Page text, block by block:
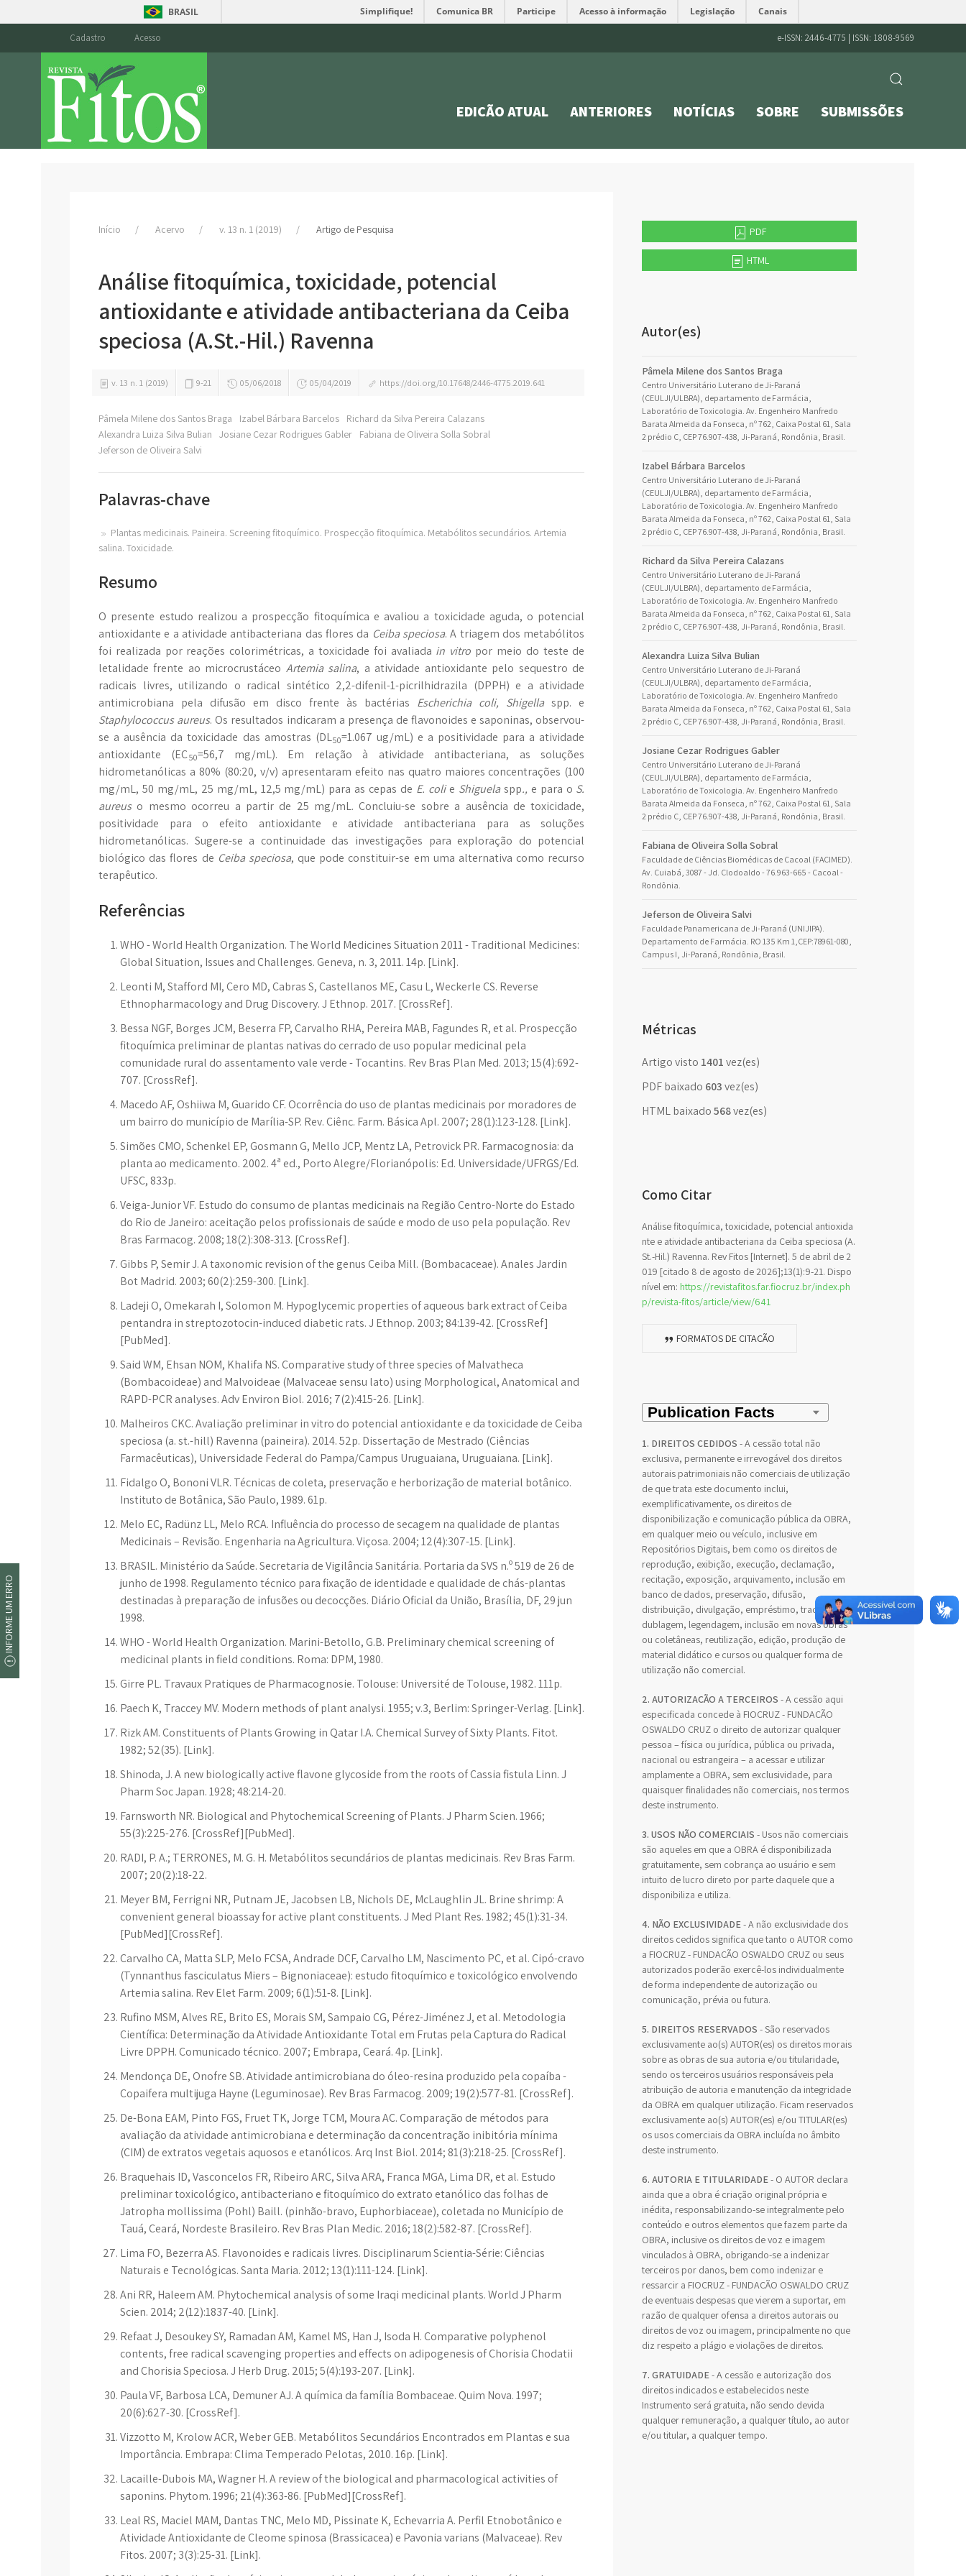
BRASIL Simplifique! Comunica BR Participe Acesso à informação Legislação Canais
Cadastro Acesso e-ISSN: 2446-4775 | ISSN: 1808-9569
EDIÇÃO ATUAL ANTERIORES NOTÍCIAS SOBRE SUBMISSÕES
Início Acervo v. 13 n. 1 (2019) Artigo de Pesquisa
Análise fitoquímica, toxicidade, potencial
antioxidante e atividade antibacteriana da Ceiba
speciosa (A.St.-Hil.) Ravenna
v. 13 n. 1 (2019) 9-21 05/06/2018 05/04/2019 https://doi.org/10.17648/2446-4775.2019.641
Pâmela Milene dos Santos Braga Izabel Bárbara Barcelos
Richard da Silva Pereira Calazans
Alexandra Luiza Silva Bulian
Josiane Cezar Rodrigues Gabler
Fabiana de Oliveira Solla Sobral
Jeferson de Oliveira Salvi
Palavras-chave
Plantas medicinais. Paineira. Screening fitoquímico. Prospecção fitoquímica. Metabólitos secundários. Artemia
salina. Toxicidade.
Resumo
O presente estudo realizou a prospecção fitoquímica e avaliou a toxicidade aguda, o potencial
antioxidante e a atividade antibacteriana das flores da Ceiba speciosa. A triagem dos metabólitos
foi realizada por reações colorimétricas, a toxicidade foi avaliada in vitro por meio do teste de
letalidade frente ao microcrustáceo Artemia salina, a atividade antioxidante pelo sequestro de
radicais livres, utilizando o radical sintético 2,2-difenil-1-picrilhidrazila (DPPH) e a atividade
antimicrobiana pela difusão em disco frente às bactérias Escherichia coli, Shigellaspp. e
Staphylococcus aureus. Os resultados indicaram a presença de flavonoides e saponinas, observou-
se a ausência da toxicidade das amostras (DL50=1.067 ug/mL) e a positividade para a atividade
antioxidante (EC50=56,7 mg/mL). Em relação à atividade antibacteriana, as soluções
hidrometanólicas a 80% (80:20, v/v) apresentaram efeito nas quatro maiores concentrações (100
mg/mL, 50 mg/mL, 25 mg/mL, 12,5 mg/mL) para as cepas de E. colie Shiguelaspp., e para o S.
aureuso mesmo ocorreu a partir de 25 mg/mL. Concluiu-se sobre a ausência de toxicidade,
positividade para o efeito antioxidante e atividade antibacteriana para as soluções
hidrometanólicas. Sugere-se a continuidade das investigações para exploração do potencial
biológico das flores de Ceiba speciosa, que pode constituir-se em uma alternativa como recurso
terapêutico.
Referências
WHO - World Health Organization. The World Medicines Situation 2011 - Traditional Medicines:
Global Situation, Issues and Challenges. Geneva, n. 3, 2011. 14p. [Link].
Leonti M, Stafford MI, Cero MD, Cabras S, Castellanos ME, Casu L, Weckerle CS. Reverse
Ethnopharmacology and Drug Discovery. J Ethnop. 2017. [CrossRef].
Bessa NGF, Borges JCM, Beserra FP, Carvalho RHA, Pereira MAB, Fagundes R, et al. Prospecção
fitoquímica preliminar de plantas nativas do cerrado de uso popular medicinal pela
comunidade rural do assentamento vale verde - Tocantins. Rev Bras Plan Med. 2013; 15(4):692-
707. [CrossRef].
Macedo AF, Oshiiwa M, Guarido CF. Ocorrência do uso de plantas medicinais por moradores de
um bairro do município de Marília-SP. Rev. Ciênc. Farm. Básica Apl. 2007; 28(1):123-128. [Link].
Simões CMO, Schenkel EP, Gosmann G, Mello JCP, Mentz LA, Petrovick PR. Farmacognosia: da
planta ao medicamento. 2002. 4ª ed., Porto Alegre/Florianópolis: Ed. Universidade/UFRGS/Ed.
UFSC, 833p.
Veiga-Junior VF. Estudo do consumo de plantas medicinais na Região Centro-Norte do Estado
do Rio de Janeiro: aceitação pelos profissionais de saúde e modo de uso pela população. Rev
Bras Farmacog. 2008; 18(2):308-313. [CrossRef].
Gibbs P, Semir J. A taxonomic revision of the genus Ceiba Mill. (Bombacaceae). Anales Jardin
Bot Madrid. 2003; 60(2):259-300. [Link].
Ladeji O, Omekarah I, Solomon M. Hypoglycemic properties of aqueous bark extract of Ceiba
pentandra in streptozotocin-induced diabetic rats. J Ethnop. 2003; 84:139-42. [CrossRef]
[PubMed].
Said WM, Ehsan NOM, Khalifa NS. Comparative study of three species of Malvatheca
(Bombacoideae) and Malvoideae (Malvaceae sensu lato) using Morphological, Anatomical and
RAPD-PCR analyses. Adv Environ Biol. 2016; 7(2):415-26. [Link].
Malheiros CKC. Avaliação preliminar in vitro do potencial antioxidante e da toxicidade de Ceiba
speciosa (a. st.-hill) Ravenna (paineira). 2014. 52p. Dissertação de Mestrado (Ciências
Farmacêuticas), Universidade Federal do Pampa/Campus Uruguaiana, Uruguaiana. [Link].
Fidalgo O, Bononi VLR. Técnicas de coleta, preservação e herborização de material botânico.
Instituto de Botânica, São Paulo, 1989. 61p.
Melo EC, Radünz LL, Melo RCA. Influência do processo de secagem na qualidade de plantas
Medicinais – Revisão. Engenharia na Agricultura. Viçosa. 2004; 12(4):307-15. [Link].
BRASIL. Ministério da Saúde. Secretaria de Vigilância Sanitária. Portaria da SVS n.º 519 de 26 de
junho de 1998. Regulamento técnico para fixação de identidade e qualidade de chás-plantas
destinadas à preparação de infusões ou decocções. Diário Oficial da União, Brasília, DF, 29 jun
1998.
WHO - World Health Organization. Marini-Betollo, G.B. Preliminary chemical screening of
medicinal plants in field conditions. Roma: DPM, 1980.
Girre PL. Travaux Pratiques de Pharmacognosie. Tolouse: Université de Tolouse, 1982. 111p.
Paech K, Traccey MV. Modern methods of plant analysi. 1955; v.3, Berlim: Springer-Verlag. [Link].
Rizk AM. Constituents of Plants Growing in Qatar I.A. Chemical Survey of Sixty Plants. Fitot.
1982; 52(35). [Link].
Shinoda, J. A new biologically active flavone glycoside from the roots of Cassia fistula Linn. J
Pharm Soc Japan. 1928; 48:214-20.
Farnsworth NR. Biological and Phytochemical Screening of Plants. J Pharm Scien. 1966;
55(3):225-276. [CrossRef][PubMed].
RADI, P. A.; TERRONES, M. G. H. Metabólitos secundários de plantas medicinais. Rev Bras Farm.
2007; 20(2):18-22.
Meyer BM, Ferrigni NR, Putnam JE, Jacobsen LB, Nichols DE, McLaughlin JL. Brine shrimp: A
convenient general bioassay for active plant constituents. J Med Plant Res. 1982; 45(1):31-34.
[PubMed][CrossRef].
Carvalho CA, Matta SLP, Melo FCSA, Andrade DCF, Carvalho LM, Nascimento PC, et al. Cipó-cravo
(Tynnanthus fasciculatus Miers – Bignoniaceae): estudo fitoquímico e toxicológico envolvendo
Artemia salina. Rev Elet Farm. 2009; 6(1):51-8. [Link].
Rufino MSM, Alves RE, Brito ES, Morais SM, Sampaio CG, Pérez-Jiménez J, et al. Metodologia
Científica: Determinação da Atividade Antioxidante Total em Frutas pela Captura do Radical
Livre DPPH. Comunicado técnico. 2007; Embrapa, Ceará. 4p. [Link].
Mendonça DE, Onofre SB. Atividade antimicrobiana do óleo-resina produzido pela copaíba -
Copaifera multijuga Hayne (Leguminosae). Rev Bras Farmacog. 2009; 19(2):577-81. [CrossRef].
De-Bona EAM, Pinto FGS, Fruet TK, Jorge TCM, Moura AC. Comparação de métodos para
avaliação da atividade antimicrobiana e determinação da concentração inibitória mínima
(CIM) de extratos vegetais aquosos e etanólicos. Arq Inst Biol. 2014; 81(3):218-25. [CrossRef].
Braquehais ID, Vasconcelos FR, Ribeiro ARC, Silva ARA, Franca MGA, Lima DR, et al. Estudo
preliminar toxicológico, antibacteriano e fitoquímico do extrato etanólico das folhas de
Jatropha mollissima (Pohl) Baill. (pinhão-bravo, Euphorbiaceae), coletada no Município de
Tauá, Ceará, Nordeste Brasileiro. Rev Bras Plan Medic. 2016; 18(2):582-87. [CrossRef].
Lima FO, Bezerra AS. Flavonoides e radicais livres. Disciplinarum Scientia-Série: Ciências
Naturais e Tecnológicas. Santa Maria. 2012; 13(1):111-124. [Link].
Ani RR, Haleem AM. Phytochemical analysis of some Iraqi medicinal plants. World J Pharm
Scien. 2014; 2(12):1837-40. [Link].
Refaat J, Desoukey SY, Ramadan AM, Kamel MS, Han J, Isoda H. Comparative polyphenol
contents, free radical scavenging properties and effects on adipogenesis of Chorisia Chodatii
and Chorisia Speciosa. J Herb Drug. 2015; 5(4):193-207. [Link].
Paula VF, Barbosa LCA, Demuner AJ. A química da família Bombaceae. Quim Nova. 1997;
20(6):627-30. [CrossRef].
Vizzotto M, Krolow ACR, Weber GEB. Metabólitos Secundários Encontrados em Plantas e sua
Importância. Embrapa: Clima Temperado Pelotas, 2010. 16p. [Link].
Lacaille-Dubois MA, Wagner H. A review of the biological and pharmacological activities of
saponins. Phytom. 1996; 21(4):363-86. [PubMed][CrossRef].
Leal RS, Maciel MAM, Dantas TNC, Melo MD, Pissinate K, Echevarria A. Perfil Etnobotânico e
Atividade Antioxidante de Cleome spinosa (Brassicacea) e Pavonia varians (Malvaceae). Rev
Fitos. 2007; 3(3):25-31. [Link].
PDF
HTML
Autor(es)
Pâmela Milene dos Santos Braga
Centro Universitário Luterano de Ji-Paraná
(CEULJI/ULBRA), departamento de Farmácia,
Laboratório de Toxicologia. Av. Engenheiro Manfredo
Barata Almeida da Fonseca, nº 762, Caixa Postal 61, Sala
2 prédio C, CEP 76.907-438, Ji-Paraná, Rondônia, Brasil.
Izabel Bárbara Barcelos
Centro Universitário Luterano de Ji-Paraná
(CEULJI/ULBRA), departamento de Farmácia,
Laboratório de Toxicologia. Av. Engenheiro Manfredo
Barata Almeida da Fonseca, nº 762, Caixa Postal 61, Sala
2 prédio C, CEP 76.907-438, Ji-Paraná, Rondônia, Brasil.
Richard da Silva Pereira Calazans
Centro Universitário Luterano de Ji-Paraná
(CEULJI/ULBRA), departamento de Farmácia,
Laboratório de Toxicologia. Av. Engenheiro Manfredo
Barata Almeida da Fonseca, nº 762, Caixa Postal 61, Sala
2 prédio C, CEP 76.907-438, Ji-Paraná, Rondônia, Brasil.
Alexandra Luiza Silva Bulian
Centro Universitário Luterano de Ji-Paraná
(CEULJI/ULBRA), departamento de Farmácia,
Laboratório de Toxicologia. Av. Engenheiro Manfredo
Barata Almeida da Fonseca, nº 762, Caixa Postal 61, Sala
2 prédio C, CEP 76.907-438, Ji-Paraná, Rondônia, Brasil.
Josiane Cezar Rodrigues Gabler
Centro Universitário Luterano de Ji-Paraná
(CEULJI/ULBRA), departamento de Farmácia,
Laboratório de Toxicologia. Av. Engenheiro Manfredo
Barata Almeida da Fonseca, nº 762, Caixa Postal 61, Sala
2 prédio C, CEP 76.907-438, Ji-Paraná, Rondônia, Brasil.
Fabiana de Oliveira Solla Sobral
Faculdade de Ciências Biomédicas de Cacoal (FACIMED).
Av. Cuiabá, 3087 - Jd. Clodoaldo - 76.963-665 - Cacoal -
Rondônia.
Jeferson de Oliveira Salvi
Faculdade Panamericana de Ji-Paraná (UNIJIPA).
Departamento de Farmácia. RO 135 Km 1,CEP:78961-080,
Campus I, Ji-Paraná, Rondônia, Brasil.
Métricas
Artigo visto 1401vez(es)
PDF baixado 603vez(es)
HTML baixado 568vez(es)
Como Citar
Análise fitoquímica, toxicidade, potencial antioxida
nte e atividade antibacteriana da Ceiba speciosa (A.
St.-Hil.) Ravenna. Rev Fitos [Internet]. 5 de abril de 2
019 [citado 8 de agosto de 2026];13(1):9-21. Dispo
nível em: https://revistafitos.far.fiocruz.br/index.ph
p/revista-fitos/article/view/641
FORMATOS DE CITAÇÃO
1. DIREITOS CEDIDOS - A cessão total não
exclusiva, permanente e irrevogável dos direitos
autorais patrimoniais não comerciais de utilização
de que trata este documento inclui,
exemplificativamente, os direitos de
disponibilização e comunicação pública da OBRA,
em qualquer meio ou veículo, inclusive em
Repositórios Digitais, bem como os direitos de
reprodução, exibição, execução, declamação,
recitação, exposição, arquivamento, inclusão em
banco de dados, preservação, difusão,
distribuição, divulgação, empréstimo, tradução,
dublagem, legendagem, inclusão em novas obras
ou coletâneas, reutilização, edição, produção de
material didático e cursos ou qualquer forma de
utilização não comercial.
2. AUTORIZAÇÃO A TERCEIROS - A cessão aqui
especificada concede à FIOCRUZ - FUNDAÇÃO
OSWALDO CRUZ o direito de autorizar qualquer
pessoa – física ou jurídica, pública ou privada,
nacional ou estrangeira – a acessar e utilizar
amplamente a OBRA, sem exclusividade, para
quaisquer finalidades não comerciais, nos termos
deste instrumento.
3. USOS NÃO COMERCIAIS - Usos não comerciais
são aqueles em que a OBRA é disponibilizada
gratuitamente, sem cobrança ao usuário e sem
intuito de lucro direto por parte daquele que a
disponibiliza e utiliza.
4. NÃO EXCLUSIVIDADE- A não exclusividade dos
direitos cedidos significa que tanto o AUTOR como
a FIOCRUZ - FUNDAÇÃO OSWALDO CRUZ ou seus
autorizados poderão exercê-los individualmente
de forma independente de autorização ou
comunicação, prévia ou futura.
5. DIREITOS RESERVADOS - São reservados
exclusivamente ao(s) AUTOR(es) os direitos morais
sobre as obras de sua autoria e/ou titularidade,
sendo os terceiros usuários responsáveis pela
atribuição de autoria e manutenção da integridade
da OBRA em qualquer utilização. Ficam reservados
exclusivamente ao(s) AUTOR(es) e/ou TITULAR(es)
os usos comerciais da OBRA incluída no âmbito
deste instrumento.
6. AUTORIA E TITULARIDADE- O AUTOR declara
ainda que a obra é criação original própria e
inédita, responsabilizando-se integralmente pelo
conteúdo e outros elementos que fazem parte da
OBRA, inclusive os direitos de voz e imagem
vinculados à OBRA, obrigando-se a indenizar
terceiros por danos, bem como indenizar e
ressarcir a FIOCRUZ - FUNDAÇÃO OSWALDO CRUZ
de eventuais despesas que vierem a suportar, em
razão de qualquer ofensa a direitos autorais ou
direitos de voz ou imagem, principalmente no que
diz respeito a plágio e violações de direitos.
7. GRATUIDADE- A cessão e autorização dos
direitos indicados e estabelecidos neste
Instrumento será gratuita, não sendo devida
qualquer remuneração, a qualquer título, ao autor
e/ou titular, a qualquer tempo.
INFORME UM ERRO